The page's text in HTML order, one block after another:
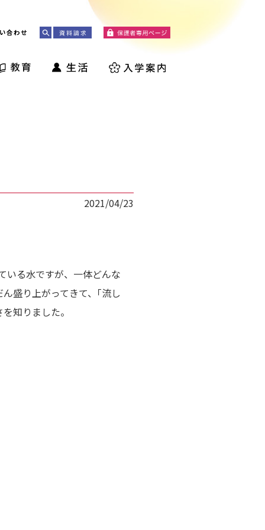
合わせ
2021/04/23
いる水ですが、一体どんな
盛り上がってきて、｢流し
知りました。